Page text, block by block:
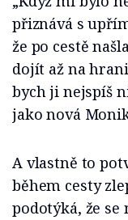
přiznává s
že po cestě
dojít až na
bych ji nejspíš
jako nová
A vlastně to
během cesty
podotýká, že